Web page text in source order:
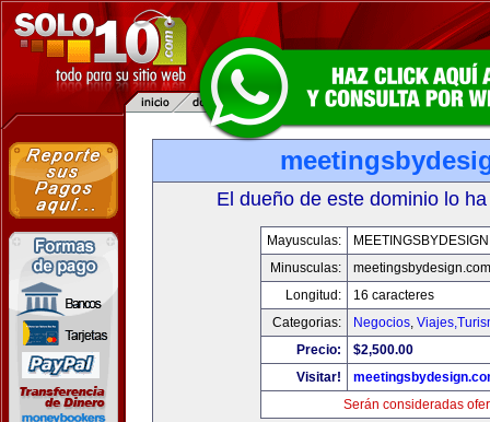
El dueño de este dominio lo
Mayusculas:
Minusculas:
meetingsbydesign.com
Longitud:
16 caracteres
Categorias:
Negocios,
Precio:
$2,500.00
Visitar!
Serán consideradas